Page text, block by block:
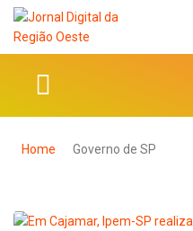
Home Governo de SP